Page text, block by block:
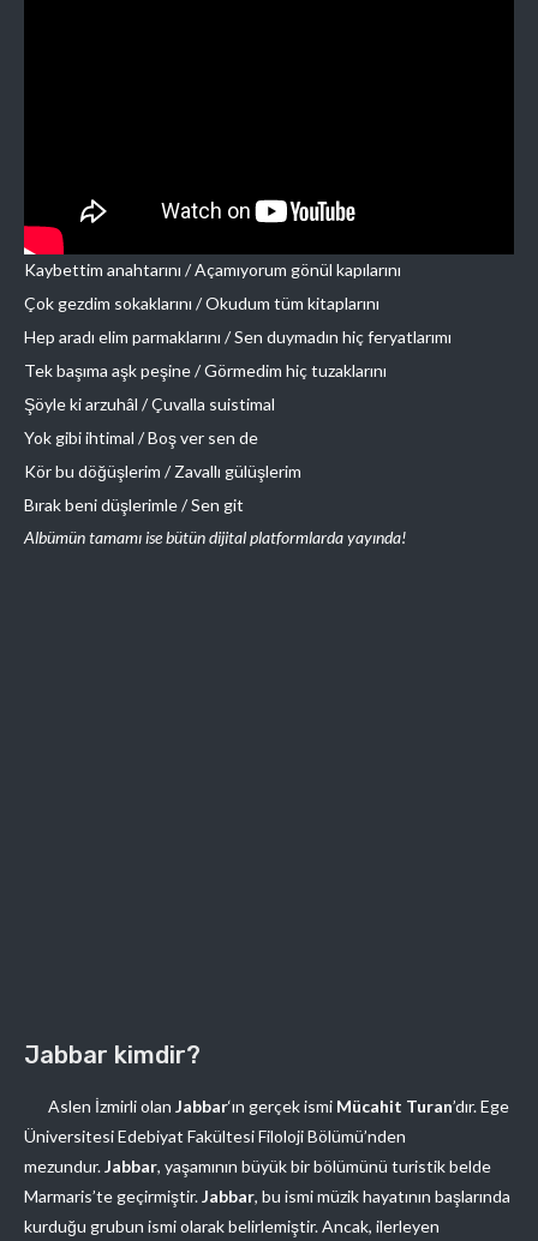
Kaybettim anahtarını / Açamıyorum gönül kapılarını
Çok gezdim sokaklarını / Okudum tüm kitaplarını
Hep aradı elim parmaklarını / Sen duymadın hiç feryatlarımı
Tek başıma aşk peşine / Görmedim hiç tuzaklarını
Şöyle ki arzuhâl / Çuvalla suistimal
Yok gibi ihtimal / Boş ver sen de
Kör bu döğüşlerim / Zavallı gülüşlerim
Bırak beni düşlerimle / Sen git
Albümün tamamı ise bütün dijital platformlarda yayında!
Jabbar kimdir?
Aslen İzmirli olan Jabbar‘ın gerçek ismi Mücahit Turan’dır. Ege
Üniversitesi Edebiyat Fakültesi Filoloji Bölümü’nden
mezundur.Jabbar, yaşamının büyük bir bölümünü turistik belde
Marmaris’te geçirmiştir.Jabbar, bu ismi müzik hayatının başlarında
kurduğu grubun ismi olarak belirlemiştir. Ancak, ilerleyen